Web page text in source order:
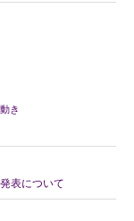
き
表について